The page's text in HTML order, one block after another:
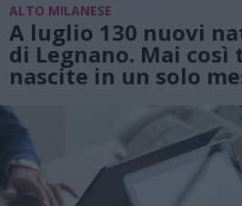
ALTO MILANESE
A luglio 130 nuovi
di Legnano. Mai così
nascite in un solo